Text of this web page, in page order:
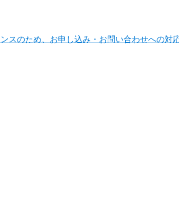
スのため、お申し込み・お問い合わせへの対